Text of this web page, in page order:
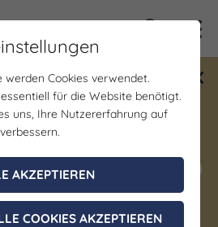
Date mit Saale-
vom 1.7. - 18.12.
Jetzt mitmachen
Cookies verwendet.
für die Website benötigt.
uns, Ihre Nutzererfahrung auf
AKZEPTIEREN
COOKIES AKZEPTIEREN